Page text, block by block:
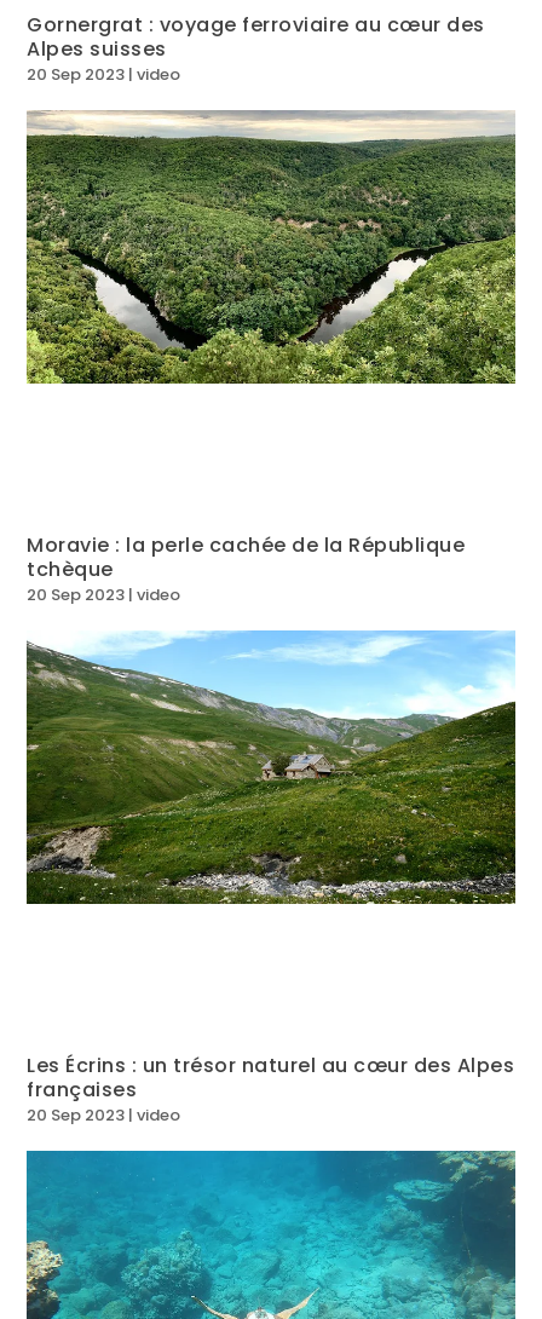
Gornergrat : voyage ferroviaire au cœur des
Alpes suisses
20 Sep 2023 |video
Moravie : la perle cachée de la République
tchèque
20 Sep 2023 |video
Les Écrins : un trésor naturel au cœur des Alpes
françaises
20 Sep 2023 |video